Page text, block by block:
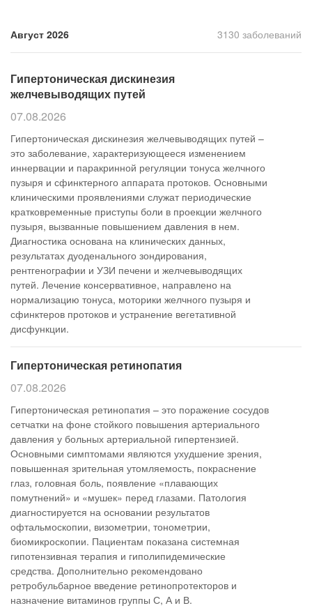
Август 2026 3130 заболеваний
Гипертоническая дискинезия
желчевыводящих путей
07.08.2026
Гипертоническая дискинезия желчевыводящих путей –
это заболевание, характеризующееся изменением
иннервации и паракринной регуляции тонуса желчного
пузыря и сфинктерного аппарата протоков. Основными
клиническими проявлениями служат периодические
кратковременные приступы боли в проекции желчного
пузыря, вызванные повышением давления в нем.
Диагностика основана на клинических данных,
результатах дуоденального зондирования,
рентгенографии и УЗИ печени и желчевыводящих
путей. Лечение консервативное, направлено на
нормализацию тонуса, моторики желчного пузыря и
сфинктеров протоков и устранение вегетативной
дисфункции.
Гипертоническая ретинопатия
07.08.2026
Гипертоническая ретинопатия – это поражение сосудов
сетчатки на фоне стойкого повышения артериального
давления у больных артериальной гипертензией.
Основными симптомами являются ухудшение зрения,
повышенная зрительная утомляемость, покраснение
глаз, головная боль, появление «плавающих
помутнений» и «мушек» перед глазами. Патология
диагностируется на основании результатов
офтальмоскопии, визометрии, тонометрии,
биомикроскопии. Пациентам показана системная
гипотензивная терапия и гиполипидемические
средства. Дополнительно рекомендовано
ретробульбарное введение ретинопротекторов и
назначение витаминов группы С, А и В.